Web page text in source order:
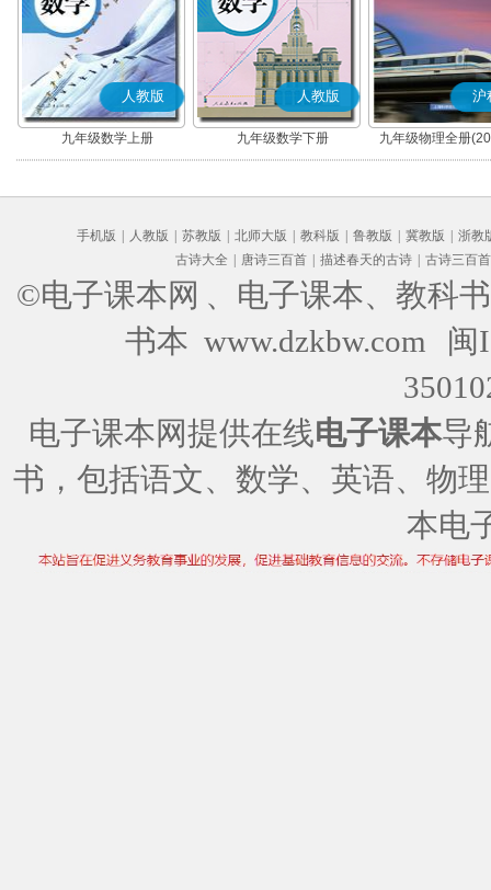
人教版
九年级数学上册
人教版
九年级数学下册
沪
九年级物理全册
手机版 人教版 苏教版 北师大版 教科版 鲁教版 冀教版
浙教
古诗大全
唐诗三百首 描述春天的古诗 古诗三百首
©电子课本网 、电子课本、教科
书本 www.dzkbw.com
闽
电子课本网提供在线电子课本导
书，包括语文、数学、英语、物
本电